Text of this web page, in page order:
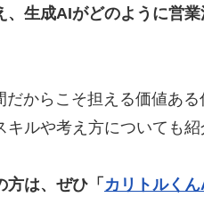
取締役メッセージ（株本祐己）
業務委託
生成AIがどのように営
からこそ担える価値あ
ルや考え方についても紹
は、ぜひ「 カリトルく